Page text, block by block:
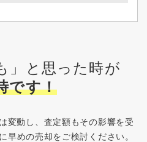
」と思った時が
です！
変動し、査定額もその影響を受
早めの売却をご検討ください。